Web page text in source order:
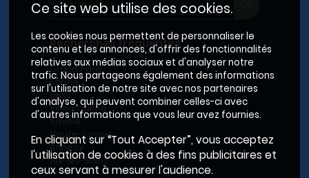
Recherches fréquentes
Grand Paris
Rhône
Lyon
Villeurbanne
Savoie
Haute-Savoie
Annecy
Aix-les-Bains
Ce site web utilise des cookies.
Les cookies nous permettent de personnaliser le
contenu et les annonces, d'offrir des fonctionnalités
relatives aux médias sociaux et d'analyser notre
trafic. Nous partageons également des informations
sur l'utilisation de notre site avec nos partenaires
d'analyse, qui peuvent combiner celles-ci avec
d'autres informations que vous leur avez fournies.
En cliquant sur “Tout Accepter”, vous acceptez
l'utilisation de cookies à des fins publicitaires et
ceux servant à mesurer l'audience.